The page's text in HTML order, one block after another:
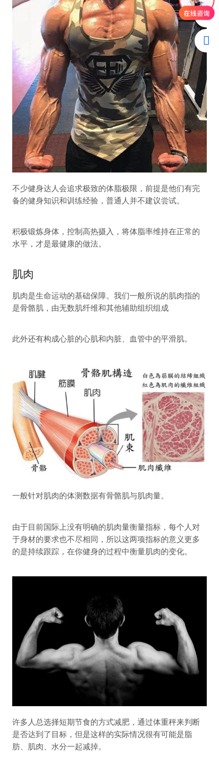
不少健身达人会追求极致的体脂极限，前提是他们有完
备的健身知识和训练经验，普通人并不建议尝试。
积极锻炼身体，控制高热摄入，将体脂率维持在正常的
水平，才是最健康的做法。
肌肉
肌肉是生命运动的基础保障。我们一般所说的肌肉指的
是骨骼肌，由无数肌纤维和其他辅助组织组成
此外还有构成心脏的心肌和内脏、血管中的平滑肌。
一般针对肌肉的体测数据有骨骼肌与肌肉量。
由于目前国际上没有明确的肌肉量衡量指标，每个人对
于身材的要求也不尽相同，所以这两项指标的意义更多
的是持续跟踪，在你健身的过程中衡量肌肉的变化。
许多人总选择短期节食的方式减肥，通过体重秤来判断
是否达到了目标，但是这样的实际情况很有可能是脂
肪、肌肉、水分一起减掉。